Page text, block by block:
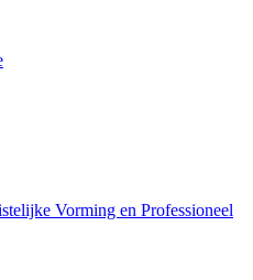
Vorming en Professioneel